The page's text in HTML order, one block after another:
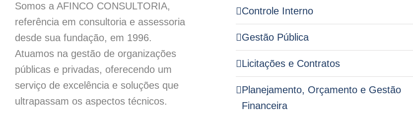
Somos a AFINCO CONSULTORIA,
referência em consultoria e assessoria
desde sua fundação, em 1996.
Atuamos na gestão de organizações
públicas e privadas, oferecendo um
serviço de excelência e soluções que
ultrapassam os aspectos técnicos.
Controle Interno
Gestão Pública
Licitações e Contratos
Planejamento, Orçamento e Gestão
Financeira